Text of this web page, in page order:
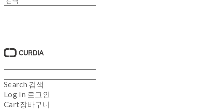
Search 검색
Log In 로그인
Cart장바구니